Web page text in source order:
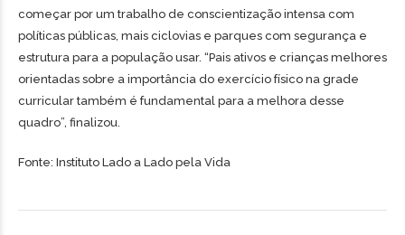
começar por um trabalho de conscientização intensa com
políticas públicas, mais ciclovias e parques com segurança e
estrutura para a população usar. “Pais ativos e crianças melhores
orientadas sobre a importância do exercício físico na grade
curricular também é fundamental para a melhora desse
quadro”, finalizou.
Fonte: Instituto Lado a Lado pela Vida